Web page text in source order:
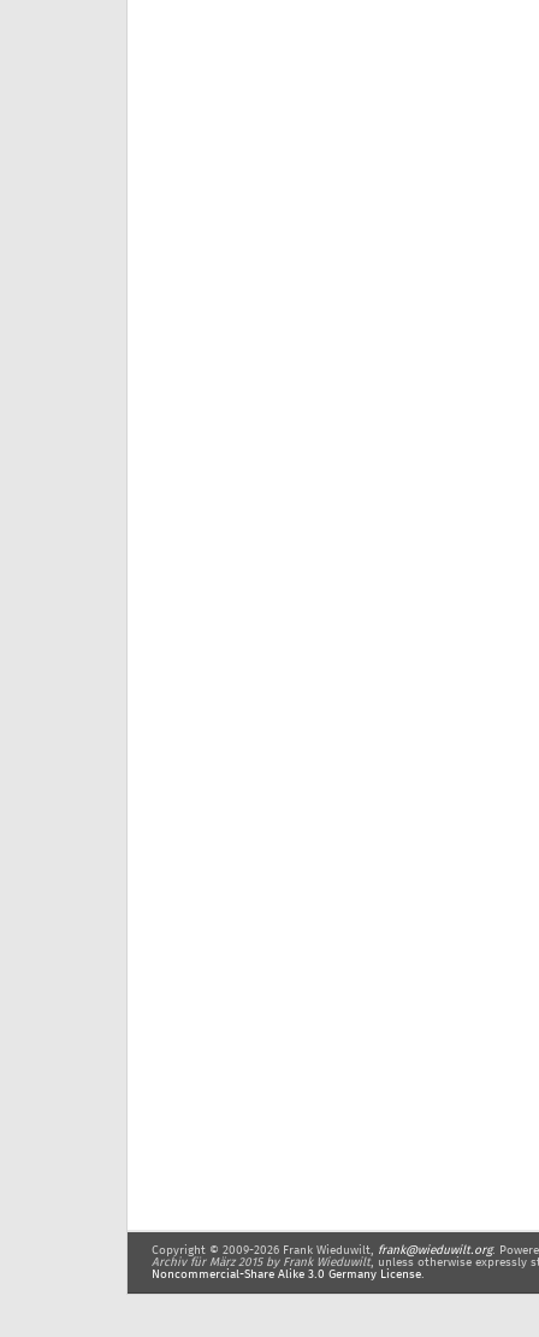
Copyright © 2009-2026 Frank Wieduwilt, frank@wieduwilt.org.
Archiv für März 2015 by Frank Wieduwilt, unless otherwise expressly
Noncommercial-Share Alike 3.0 Germany License.